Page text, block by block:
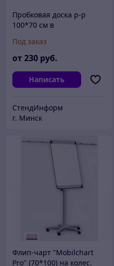
Пробковая доска р-р
100*70 см в
цвет рамки золото.
Под заказ
от230 руб.
Написать
СтендИнформ
г. Минск
Флип-чарт "Mobilchart
Pro" (70*100) на колес.